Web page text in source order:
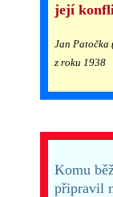
její
Jan Patočka
z roku 1938
Komu
připravil